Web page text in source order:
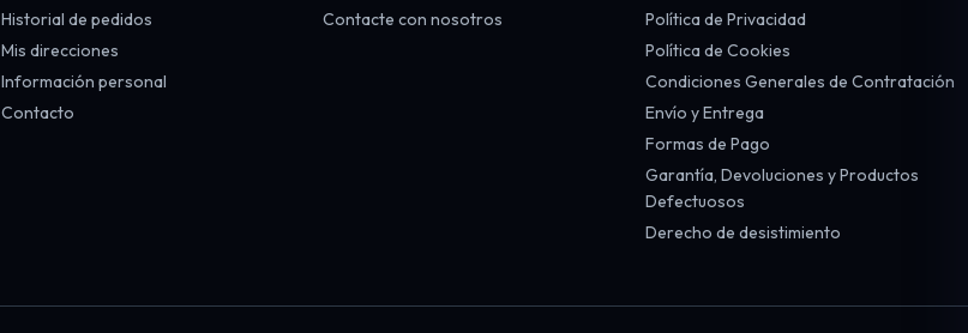
Historial de pedidos
Mis direcciones
Información personal
Contacto
Contacte con nosotros
Política de Privacidad
Política de Cookies
Condiciones Generales de Contratación
Envío y Entrega
Formas de Pago
Garantía, Devoluciones y Productos
Defectuosos
Derecho de desistimiento